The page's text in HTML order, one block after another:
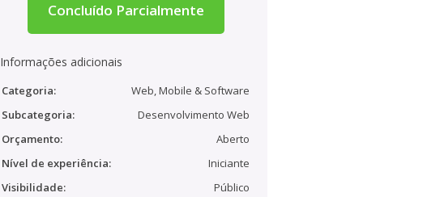
Concluído Parcialmente
Informações adicionais
Categoria:
Web, Mobile & Software
Subcategoria:
Desenvolvimento Web
Orçamento:
Aberto
Nível de experiência:
Iniciante
Visibilidade:
Público